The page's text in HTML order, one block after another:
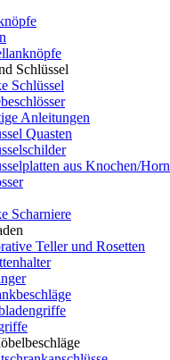
Schlüssel
Schlüssel
Anleitungen
Quasten
aus Knochen/Horn
Scharniere
Teller und Rosetten